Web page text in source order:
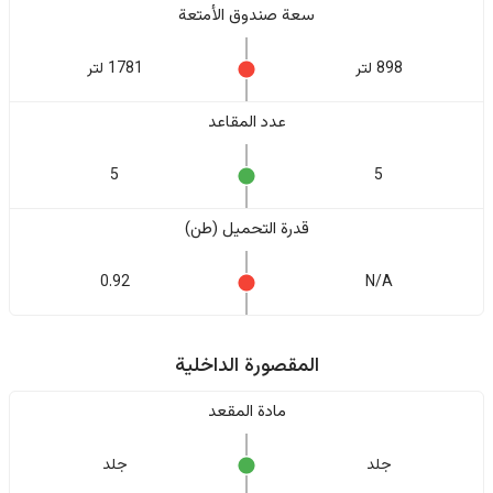
سعة صندوق الأمتعة
898 لتر 1781 لتر
عدد المقاعد
5
5
قدرة التحميل (طن)
N/A
0.92
المقصورة الداخلية
مادة المقعد
جلد جلد